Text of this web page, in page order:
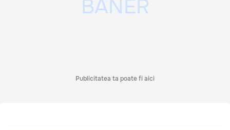
Publicitatea ta poate fi aici